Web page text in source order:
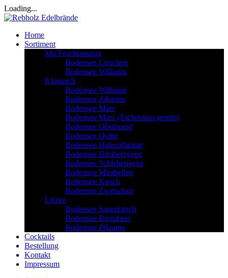
Loading...
Home
Sortiment
Mit Fruchtauszug
Bodensee Cöxchen
Bodensee Williams
Klassisch
Bodensee Williams
Bodensee Zibarten
Bodensee Marc
Bodensee Marc (Eichenfass gereift)
Bodensee Obstbrand
Bodensee Quitte
Bodensee Haferpflaume
Bodensee Himbeergeist
Bodensee Schlehengeist
Bodensee Mirabellen
Bodensee Kirsch
Bodensee Zwetschge
Liköre
Bodensee Sauerkirsch
Bodensee Brombeer
Bodensee Pflaume
Cocktails
Bestellung
Kontakt
Impressum